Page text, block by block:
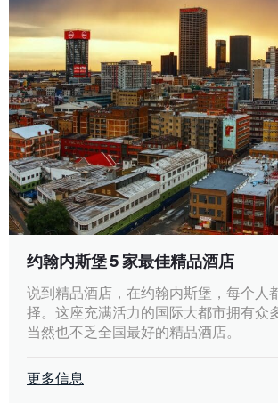
约翰内斯堡 5 家最佳精品酒店
说到精品酒店，在约翰内斯堡，每个人
择。这座充满活力的国际大都市拥有众
当然也不乏全国最好的精品酒店。
更多信息